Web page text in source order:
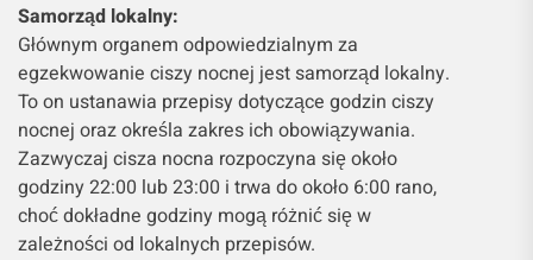
Samorząd lokalny:
Głównym organem odpowiedzialnym za
egzekwowanie ciszy nocnej jest samorząd lokalny.
To on ustanawia przepisy dotyczące godzin ciszy
nocnej oraz określa zakres ich obowiązywania.
Zazwyczaj cisza nocna rozpoczyna się około
godziny 22:00 lub 23:00 i trwa do około 6:00 rano,
choć dokładne godziny mogą różnić się w
zależności od lokalnych przepisów.